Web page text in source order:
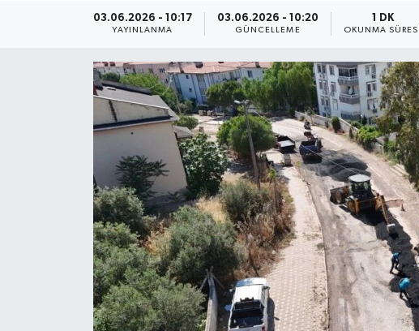
03.06.2026 - 10:17
YAYINLANMA
03.06.2026 - 10:20
GÜNCELLEME
1 DK
OKUNMA SÜRESI
Dış Haberler
EKONOMİ
English News
Flaş Haber